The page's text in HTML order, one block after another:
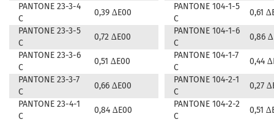
PANTONE 23-3-4
C
0,39 ∆E00
PANTONE 104-1-5
C
0,61
PANTONE 23-3-5
C
0,72 ∆E00
PANTONE 104-1-6
C
0,86
PANTONE 23-3-6
C
0,51 ∆E00
PANTONE 104-1-7
C
0,44
PANTONE 23-3-7
C
0,66 ∆E00
PANTONE 104-2-1
C
0,27
PANTONE 23-4-1
C
0,84 ∆E00
PANTONE 104-2-2
C
0,51